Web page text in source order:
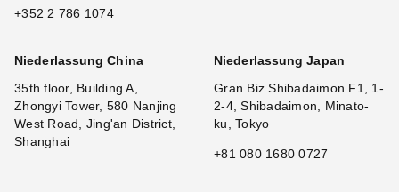
+352 2 786 1074
Niederlassung China
35th floor, Building A,
Zhongyi Tower, 580 Nanjing
West Road, Jing'an District,
Shanghai
Niederlassung Japan
Gran Biz Shibadaimon F1, 1-
2-4, Shibadaimon, Minato-
ku, Tokyo
+81 080 1680 0727